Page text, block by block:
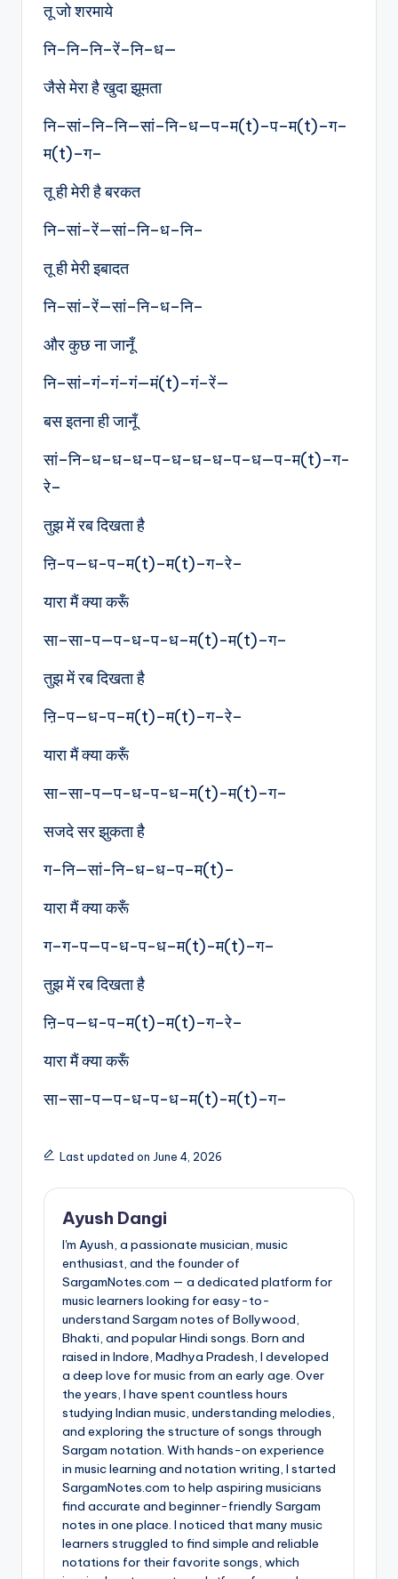
तू जो शरमाये
नि–नि–नि–रें–नि–ध—
जैसे मेरा है खुदा झूमता
नि–सां–नि–नि—सां–नि–ध—प–म(t)–प–म(t)–ग–
म(t)–ग–
तू ही मेरी है बरकत
नि–सां–रें—सां–नि–ध–नि–
तू ही मेरी इबादत
नि–सां–रें—सां–नि–ध–नि–
और कुछ ना जानूँ
नि–सां–गं–गं–गं—मं(t)–गं–रें—
बस इतना ही जानूँ
सां–नि–ध–ध–ध–प–ध–ध–ध–प–ध—प-म(t)–ग-
रे–
तुझ में रब दिखता है
ऩि–प—ध-प–म(t)–म(t)–ग–रे–
यारा मैं क्या करूँ
सा–सा-प—प-ध-प-ध–म(t)-म(t)–ग–
तुझ में रब दिखता है
ऩि–प—ध-प–म(t)–म(t)–ग–रे–
यारा मैं क्या करूँ
सा–सा-प—प-ध-प-ध–म(t)-म(t)–ग–
सजदे सर झुकता है
ग–नि—सां-नि–ध–ध–प–म(t)–
यारा मैं क्या करूँ
ग–ग-प—प-ध-प-ध–म(t)-म(t)–ग–
तुझ में रब दिखता है
ऩि–प—ध-प–म(t)–म(t)–ग–रे–
यारा मैं क्या करूँ
सा–सा-प—प-ध-प-ध–म(t)-म(t)–ग–
Last updated on June 4, 2026
Ayush Dangi
I'm Ayush, a passionate musician, music
enthusiast, and the founder of
SargamNotes.com — a dedicated platform for
music learners looking for easy-to-
understand Sargam notes of Bollywood,
Bhakti, and popular Hindi songs. Born and
raised in Indore, Madhya Pradesh, I developed
a deep love for music from an early age. Over
the years, I have spent countless hours
studying Indian music, understanding melodies,
and exploring the structure of songs through
Sargam notation. With hands-on experience
in music learning and notation writing, I started
SargamNotes.com to help aspiring musicians
find accurate and beginner-friendly Sargam
notes in one place. I noticed that many music
learners struggled to find simple and reliable
notations for their favorite songs, which